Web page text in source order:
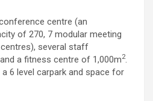
centre (an
of 270, 7 modular meeting
several staff
a fitness centre of 1,000m2.
a 6 level carpark and space for